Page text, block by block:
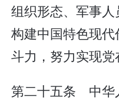
组织形态、军事人
构建中国特色现
斗力，努力实现党
第二十五条 中华